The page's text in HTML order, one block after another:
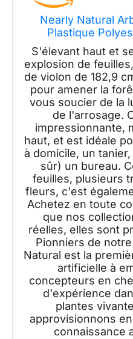
Nearly Natural
Plastique
S'élevant haut et
explosion de
de violon de 182,9
pour amener la
vous soucier de la
de l'arrosage.
impressionnante,
haut, et est idéale
à domicile, un
sûr) un bureau.
feuilles, plusieurs
fleurs, c'est
Achetez en toute
que nos
réelles, elles sont
Pionniers de
Natural est la
artificielle à
concepteurs en
d'expérience
plantes
approvisionnons
connaissance